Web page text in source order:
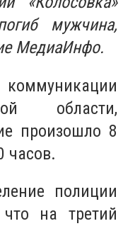
мужчина,
МедиаИнфо.
области,
произошло 8
часов.
полиции
на третий